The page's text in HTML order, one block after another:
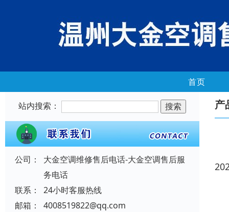
首页
站内搜索：
公司：
大金空调维修售后电话-大金空调售后服
务电话
联系：
24小时客服热线
邮箱：
4008519822@qq.com
产